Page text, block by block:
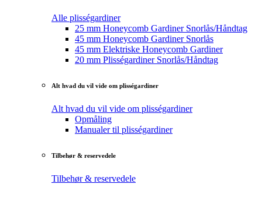
Alle plisségardiner
25 mm Honeycomb Gardiner Snorlås/Håndtag
45 mm Honeycomb Gardiner Snorlås
45 mm Elektriske Honeycomb Gardiner
20 mm Plisségardiner Snorlås/Håndtag
Alt hvad du vil vide om plisségardiner
Alt hvad du vil vide om plisségardiner
Opmåling
Manualer til plisségardiner
Tilbehør & reservedele
Tilbehør & reservedele